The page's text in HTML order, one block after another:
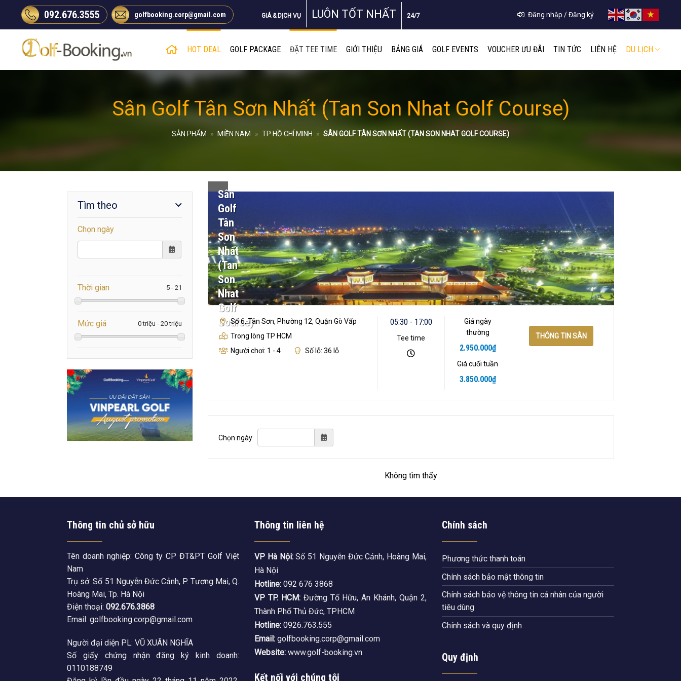
Chuyển
nội
092.676.3555 golfbooking.corp@gmail.com GIÁ & DỊCH VỤ LUÔN TỐT NHẤT 24/7 Đăng nhập / Đăng ký
HOT DEAL GOLF PACKAGE ĐẶT TEE TIME GIỚI THIỆU BẢNG GIÁ GOLF EVENTS VOUCHER ƯU ĐÃI TIN TỨC LIÊN HỆ DU LỊCH
Sân Golf Tân Sơn Nhất (Tan Son Nhat Golf Course)
SẢN PHẨM » MIỀN NAM » TP HỒ CHÍ MINH » SÂN GOLF TÂN SƠN NHẤT (TAN SON NHAT GOLF COURSE)
Tìm theo
Chọn ngày
Thời gian
Mức giá
Sân
Golf
Tân
Sơn
Nhất
(Tan
Son
Nhat
Golf
Course)
Số 6, Tân Sơn, Phường 12, Quận Gò Vấp
Trong lòng TP HCM
Người chơi: 1 - 4
Số lỗ: 36 lỗ
05:30 - 17:00
Tee time
Giá ngày
thường
2.950.000₫
Giá cuối tuần
3.850.000₫
THÔNG TIN SÂN
Chọn ngày
Không tìm thấy
Thông tin chủ sở hữu
Tên doanh nghiệp: Công ty CP ĐT&PT Golf Việt
Nam
Trụ sở: Số 51 Nguyễn Đức Cảnh, P. Tương Mai, Q.
Hoàng Mai, Tp. Hà Nội
Điện thoại: 092.676.3868
Email: golfbooking.corp@gmail.com
Người đại diện PL: VŨ XUÂN NGHĨA
Số giấy chứng nhận đăng ký kinh doanh:
0110188749
Thông tin liên hệ
VP Hà Nội:Số 51 Nguyễn Đức Cảnh, Hoàng Mai,
Hà Nội
Hotline: 092 676 3868
VP TP. HCM:Đường Tố Hữu, An Khánh, Quận 2,
Thành Phố Thủ Đức, TPHCM
Hotline: 0926.763.555
Email: golfbooking.corp@gmail.com
Website: www.golf-booking.vn
Kết nối với chúng tôi
Chính sách
Phương thức thanh toán
Chính sách bảo mật thông tin
Chính sách bảo vệ thông tin cá nhân của người
tiêu dùng
Chính sách và quy định
Quy định